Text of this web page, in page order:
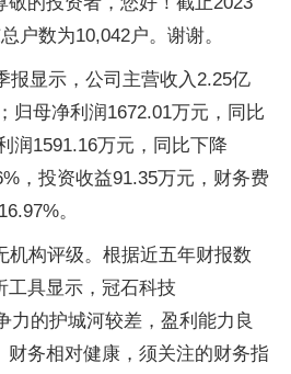
户数为10,042户。谢谢。
报显示，公司主营收入2.25亿
归母净利润1672.01万元，同比
润1591.16万元，同比下降
，投资收益91.35万元，财务费
。
机构评级。根据近五年财报数
工具显示，冠石科技
力的护城河较差，盈利能力良
财务相对健康，须关注的财务指